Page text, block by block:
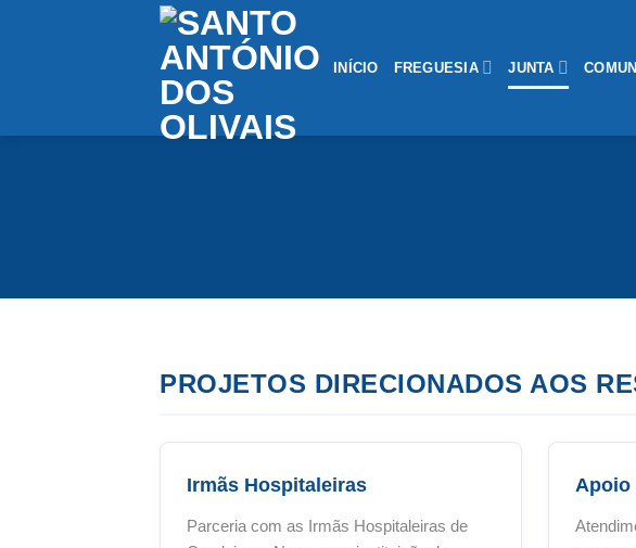
INÍCIO FREGUESIA JUNTA
PROJETOS DIRECIONADOS AOS
Irmãs Hospitaleiras
Parceria com as Irmãs Hospitaleiras de
Apoio